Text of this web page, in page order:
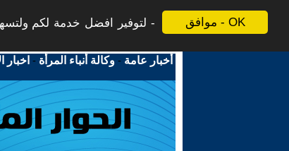
موافق - OK
لتوفير افضل خدمة لكم
أخبار عامة -وكالة أنباء المرأة - اخبار